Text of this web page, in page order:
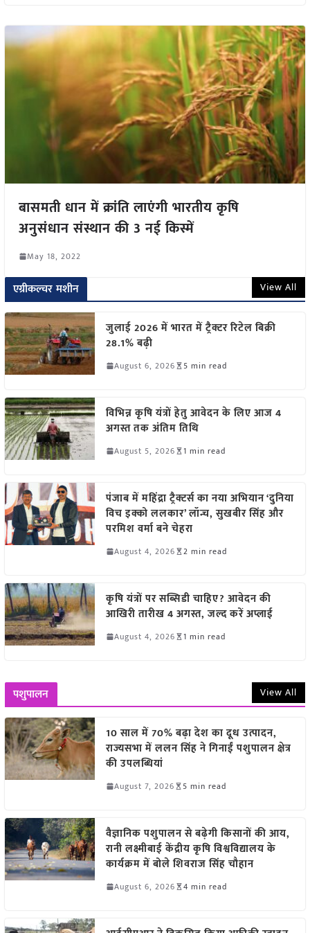
बासमती धान में क्रांति लाएंगी भारतीय कृषि
अनुसंधान संस्थान की 3 नई किस्में
May 18, 2022
एग्रीकल्चर मशीन View All
जुलाई 2026 में भारत में ट्रैक्टर रिटेल बिक्री
28.1% बढ़ी
August 6, 2026 5 min read
विभिन्न कृषि यंत्रों हेतु आवेदन के लिए आज 4
अगस्त तक अंतिम तिथि
August 5, 2026 1 min read
पंजाब में महिंद्रा ट्रैक्टर्स का नया अभियान ‘दुनिया
विच इक्को ललकार’ लॉन्च, सुखबीर सिंह और
परमिश वर्मा बने चेहरा
August 4, 2026 2 min read
कृषि यंत्रों पर सब्सिडी चाहिए? आवेदन की
आखिरी तारीख 4 अगस्त, जल्द करें अप्लाई
August 4, 2026 1 min read
पशुपालन View All
10 साल में 70% बढ़ा देश का दूध उत्पादन,
राज्यसभा में ललन सिंह ने गिनाईं पशुपालन क्षेत्र
की उपलब्धियां
August 7, 2026 5 min read
वैज्ञानिक पशुपालन से बढ़ेगी किसानों की आय,
रानी लक्ष्मीबाई केंद्रीय कृषि विश्वविद्यालय के
कार्यक्रम में बोले शिवराज सिंह चौहान
August 6, 2026 4 min read